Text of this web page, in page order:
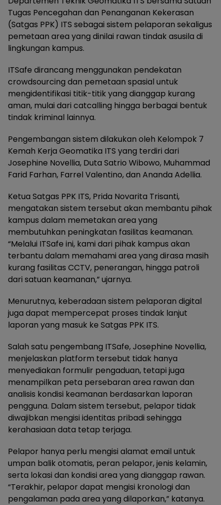
Tugas Pencegahan dan Penanganan Kekerasan
(Satgas PPK) ITS sebagai sistem pelaporan sekaligus
pemetaan area yang dinilai rawan tindak asusila di
lingkungan kampus.
ITSafe dirancang menggunakan pendekatan
crowdsourcing dan pemetaan spasial untuk
mengidentifikasi titik-titik yang dianggap kurang
aman, mulai dari catcalling hingga berbagai bentuk
tindak kriminal lainnya.
Pengembangan sistem dilakukan oleh Kelompok 7
Kemah Kerja Geomatika ITS yang terdiri dari
Josephine Novellia, Duta Satrio Wibowo, Muhammad
Farid Farhan, Farrel Valentino, dan Ananda Adellia.
Ketua Satgas PPK ITS, Prida Novarita Trisanti,
mengatakan sistem tersebut akan membantu pihak
kampus dalam memetakan area yang
membutuhkan peningkatan fasilitas keamanan.
“Melalui ITSafe ini, kami dari pihak kampus akan
terbantu dalam memahami area yang dirasa masih
kurang fasilitas CCTV, penerangan, hingga patroli
dari satuan keamanan,” ujarnya.
Menurutnya, keberadaan sistem pelaporan digital
juga dapat mempercepat proses tindak lanjut
laporan yang masuk ke Satgas PPK ITS.
Salah satu pengembang ITSafe, Josephine Novellia,
menjelaskan platform tersebut tidak hanya
menyediakan formulir pengaduan, tetapi juga
menampilkan peta persebaran area rawan dan
analisis kondisi keamanan berdasarkan laporan
pengguna. Dalam sistem tersebut, pelapor tidak
diwajibkan mengisi identitas pribadi sehingga
kerahasiaan data tetap terjaga.
Pelapor hanya perlu mengisi alamat email untuk
umpan balik otomatis, peran pelapor, jenis kelamin,
serta lokasi dan kondisi area yang dianggap rawan.
“Terakhir, pelapor dapat mengisi kronologi dan
pengalaman pada area yang dilaporkan,” katanya.